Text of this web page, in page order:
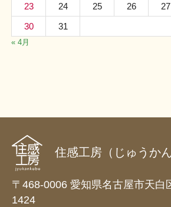
23
24 25 26 27
30
31
« 4月
住感工房（じゅうか
〒468-0006 愛知県名古屋市天白
1424